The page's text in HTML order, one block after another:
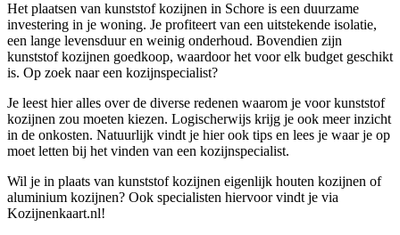
Het plaatsen van kunststof kozijnen in Schore is een duurzame
investering in je woning. Je profiteert van een uitstekende isolatie,
een lange levensduur en weinig onderhoud. Bovendien zijn
kunststof kozijnen goedkoop, waardoor het voor elk budget geschikt
is. Op zoek naar een kozijnspecialist?
Je leest hier alles over de diverse redenen waarom je voor kunststof
kozijnen zou moeten kiezen. Logischerwijs krijg je ook meer inzicht
in de onkosten. Natuurlijk vindt je hier ook tips en lees je waar je op
moet letten bij het vinden van een kozijnspecialist.
Wil je in plaats van kunststof kozijnen eigenlijk houten kozijnen of
aluminium kozijnen? Ook specialisten hiervoor vindt je via
Kozijnenkaart.nl!